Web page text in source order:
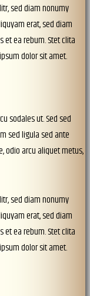
sed diam nonumy
erat, sed diam
et ea rebum. Stet clita
dolor sit amet.
sodales ut. Sed sed
sed ligula sed ante
odio arcu aliquet metus,
sed diam nonumy
erat, sed diam
et ea rebum. Stet clita
dolor sit amet.